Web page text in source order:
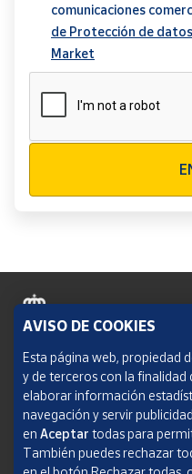
comunicaciones
de Protección de
Market
Política de cookies
Aviso legal
Condiciones del servicio
Política de Privacidad Web
AVISO DE COOKIES
Esta página web, propiedad
y de terceros con la finalidad
elaborar información
navegación y servir
en Aceptar todas para
También puedes rechazar